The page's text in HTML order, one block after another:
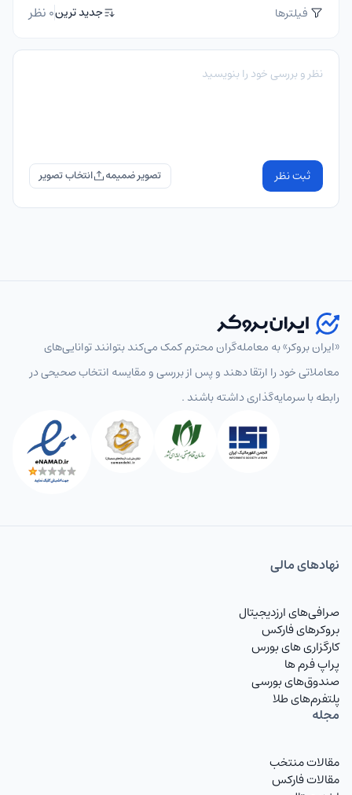
فیلترها جدید ترین0 نظر
ثبت نظر تصویر ضمیمه
«ایران بروکر» به معامله‌گران محترم کمک می‌کند بتوانند توانایی‌های
معاملاتی خود را ارتقا دهند و پس از بررسی و مقایسه انتخاب‌ صحیحی در
رابطه با سرمایه‌گذاری داشته باشند .
نهاد‌های مالی
صرافی‌های ارزدیجیتال
بروکرهای فارکس
کارگزاری های بورس
پراپ فرم ها
صندوق‌های بورسی
پلتفرم‌های طلا
مجله
مقالات منتخب
مقالات فارکس